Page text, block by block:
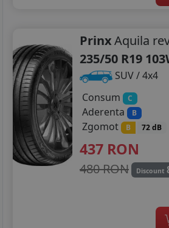
PrinxAquila
235/50 R19
SUV / 4x4
Consum
C
Aderenta B
Zgomot B 72 dB
437 RON
480 RON Discount